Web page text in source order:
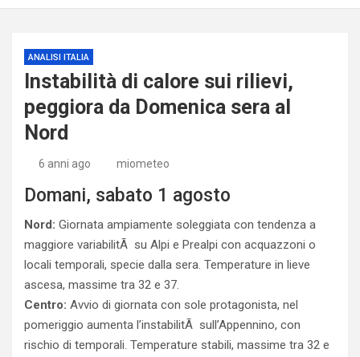
ANALISI ITALIA
Instabilità di calore sui rilievi,
peggiora da Domenica sera al
Nord
6 anni ago miometeo
Domani, sabato 1 agosto
Nord: Giornata ampiamente soleggiata con tendenza a
maggiore variabilitÃ su Alpi e Prealpi con acquazzoni o
locali temporali, specie dalla sera. Temperature in lieve
ascesa, massime tra 32 e 37.
Centro: Avvio di giornata con sole protagonista, nel
pomeriggio aumenta l’instabilitÃ sull’Appennino, con
rischio di temporali. Temperature stabili, massime tra 32 e